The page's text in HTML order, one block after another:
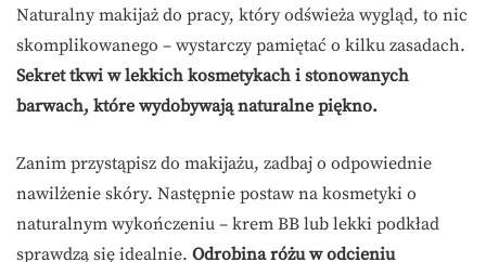
Naturalny makijaż do pracy, który odświeża wygląd, to nic
skomplikowanego – wystarczy pamiętać o kilku zasadach.
Sekret tkwi w lekkich kosmetykach i stonowanych
barwach, które wydobywają naturalne piękno.
Zanim przystąpisz do makijażu, zadbaj o odpowiednie
nawilżenie skóry. Następnie postaw na kosmetyki o
naturalnym wykończeniu – krem BB lub lekki podkład
sprawdzą się idealnie. Odrobina różu w odcieniu